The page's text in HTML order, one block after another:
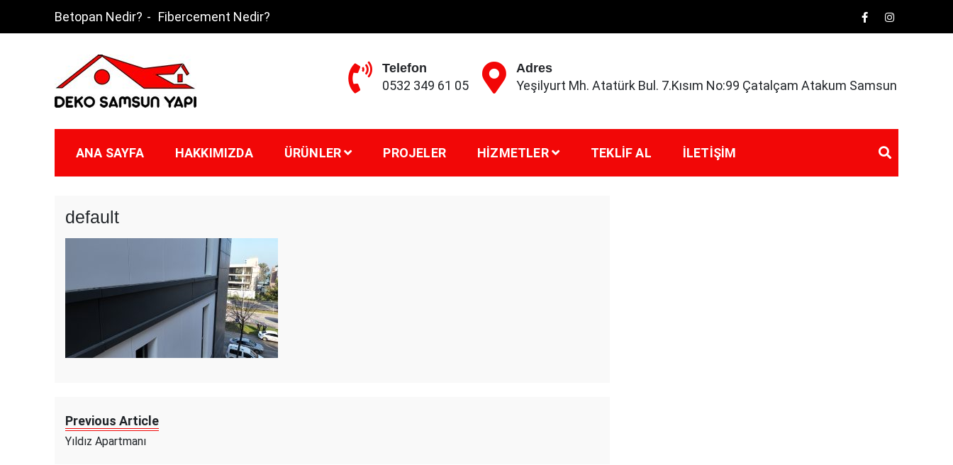
Betopan Nedir? Fibercement Nedir?
Deko Samsun
Telefon
0532 349 61 05
Adres
Yeşilyurt Mh. Atatürk Bul. 7.Kısım No:99 Çatalçam Atakum Samsun
ANA SAYFA HAKKIMIZDA ÜRÜNLER PROJELER HIZMETLER TEKLIF AL İLETIŞIM
default
Previous Article
Yıldız Apartmanı